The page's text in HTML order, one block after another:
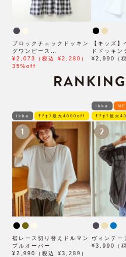
ブロックチェックドッキン
グワンピース
（120~160cm）
¥2,073（税込 ¥2,280）
35%off
【キッズ
ドドッキン
（
¥2,990（
RANKING
ikka ﾓｱｵﾌ最大4000off
1
裾レース切り替えドルマン
プルオーバー
¥2,990（税込 ¥3,289）
ikka
ﾓｱｵﾌ最大
2
ヴィンテー
¥3,990（